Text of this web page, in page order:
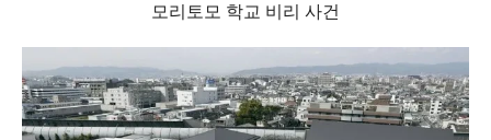
모리토모 학교 비리 사건